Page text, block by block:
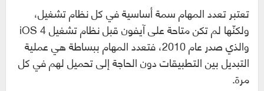
تعتبر تعدد المهام سمة أساسية في كل نظام تشغيل،
ولكنّها لم تكن متاحة على آيفون قبل نظام تشغيل iOS 4
والذي صدر عام 2010، فتعدد المهام ببساطة هي عملية
التبديل بين التطبيقات دون الحاجة إلى تحميل لهم في كل
مرة.